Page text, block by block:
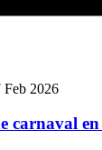
Feb 2026
carnaval en